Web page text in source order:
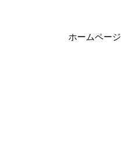
ホームページ